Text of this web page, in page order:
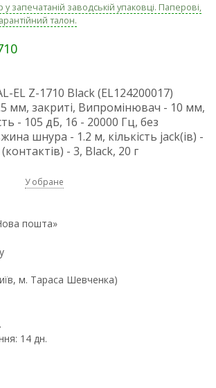
запечатаній заводській упаковці. Паперові,
талон.
EL Z-1710 Black (EL124200017)
мм, закриті, Випромінювач - 10 мм,
- 105 дБ, 16 - 20000 Гц, без
шнура - 1.2 м, кількість jack(ів) -
(контактів) - 3, Black, 20 г
У обране
пошта»
м. Тараса Шевченка)
14 дн.